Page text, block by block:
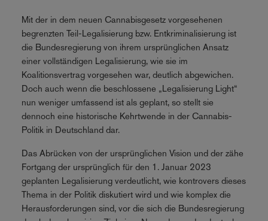
Mit der in dem neuen Cannabisgesetz vorgesehenen
begrenzten Teil-Legalisierung bzw. Entkriminalisierung ist
die Bundesregierung von ihrem ursprünglichen Ansatz
einer vollständigen Legalisierung, wie sie im
Koalitionsvertrag vorgesehen war, deutlich abgewichen.
Doch auch wenn die beschlossene „Legalisierung Light“
nun weniger umfassend ist als geplant, so stellt sie
dennoch eine historische Kehrtwende in der Cannabis-
Politik in Deutschland dar.
Das Abrücken von der ursprünglichen Vision und der zähe
Fortgang der ursprünglich für den 1. Januar 2023
geplanten Legalisierung verdeutlicht, wie kontrovers dieses
Thema in der Politik diskutiert wird und wie komplex die
Herausforderungen sind, vor die sich die Bundesregierung